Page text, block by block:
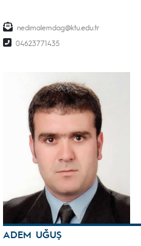
nedimalemdag
04623771435
ADEM UĞUŞ